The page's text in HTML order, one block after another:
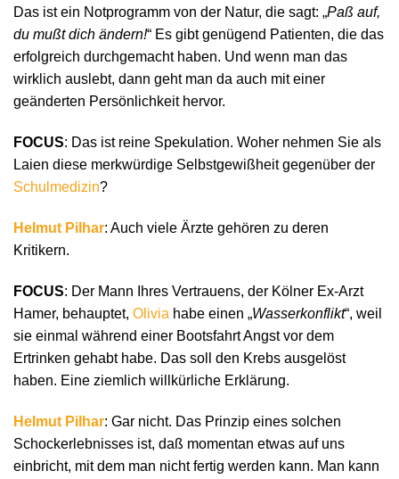
Das ist ein Notprogramm von der Natur, die sagt: „Paß auf,
du mußt dich ändern!“ Es gibt genügend Patienten, die das
erfolgreich durchgemacht haben. Und wenn man das
wirklich auslebt, dann geht man da auch mit einer
geänderten Persönlichkeit hervor.
FOCUS: Das ist reine Spekulation. Woher nehmen Sie als
Laien diese merkwürdige Selbstgewißheit gegenüber der
Schulmedizin?
Helmut Pilhar: Auch viele Ärzte gehören zu deren
Kritikern.
FOCUS: Der Mann Ihres Vertrauens, der Kölner Ex-Arzt
Hamer, behauptet, Olivia habe einen „Wasserkonflikt“, weil
sie einmal während einer Bootsfahrt Angst vor dem
Ertrinken gehabt habe. Das soll den Krebs ausgelöst
haben. Eine ziemlich willkürliche Erklärung.
Helmut Pilhar: Gar nicht. Das Prinzip eines solchen
Schockerlebnisses ist, daß momentan etwas auf uns
einbricht, mit dem man nicht fertig werden kann. Man kann